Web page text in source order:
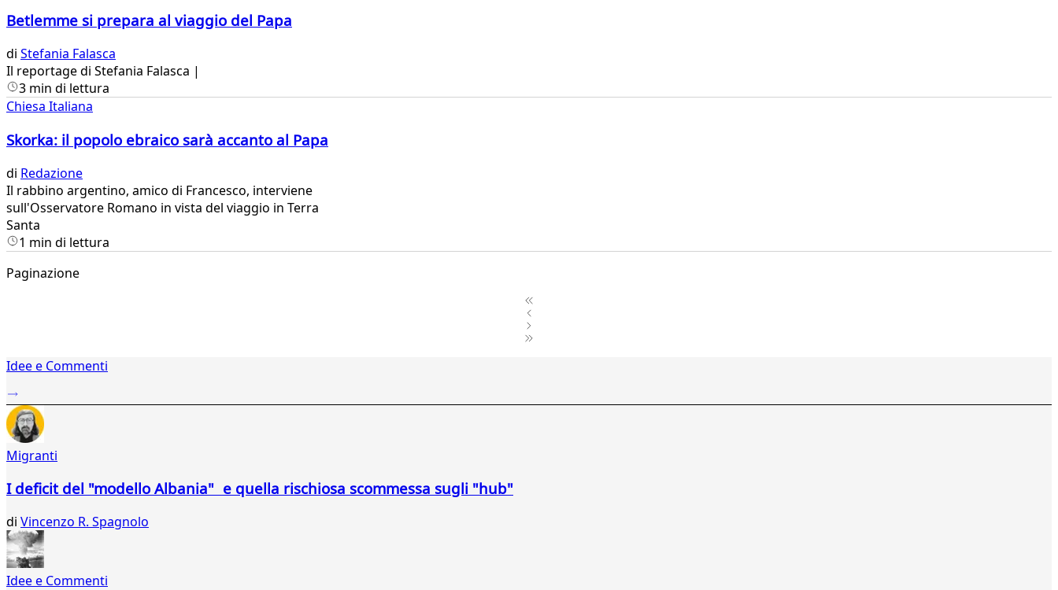
Betlemme si prepara al viaggio del Papa
di Stefania Falasca
​Il reportage di Stefania Falasca |
3 min di lettura
Chiesa Italiana
Skorka: il popolo ebraico sarà accanto al Papa
di Redazione
​Il rabbino argentino, amico di Francesco, interviene
sull'Osservatore Romano in vista del viaggio in Terra
Santa
1 min di lettura
Paginazione
2Idee e Commenti
Migranti
I deficit del "modello Albania" e quella rischiosa scommessa sugli "hub"
di Vincenzo R. Spagnolo
Idee e Commenti